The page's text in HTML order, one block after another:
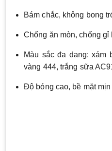
Bám chắc, không bong
Chống ăn mòn, chống gỉ
Màu sắc đa dạng: xám
vàng 444, trắng sữa
Độ bóng cao, bề mặt